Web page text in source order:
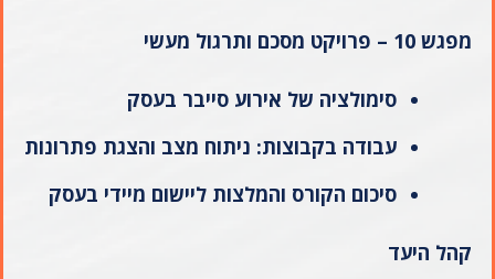
מפגש 10 – פרויקט מסכם ותרגול מעשי
סימולציה של אירוע סייבר בעסק
עבודה בקבוצות: ניתוח מצב והצגת פתרונות
סיכום הקורס והמלצות ליישום מיידי בעסק
קהל היעד